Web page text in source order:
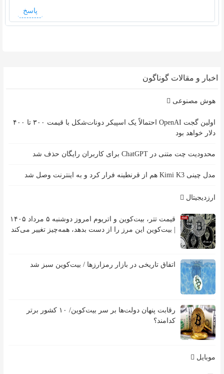
پاسخ
اخبار و مقالات گوناگون
هوش مصنوعی
اولین گجت OpenAI احتمالاً یک اسپیکر دونات‌شکل با قیمت ۳۰۰ تا ۴۰۰
دلار خواهد بود
محدودیت چت متنی در ChatGPT برای کاربران رایگان حذف شد
مدل چینی Kimi K3 هم از قرنطینه فرار کرد و به اینترنت وصل شد
ارزدیجیتال
قیمت تتر، بیت‌کوین و اتریوم امروز دوشنبه ۵ مرداد ۱۴۰۵
| بیت‌کوین این مرز را از دست بدهد، همه‌چیز تغییر می‌کند
اتفاق تاریخی در بازار رمزارزها / بیت‌کوین سبز شد
رقابت پنهان دولت‌ها بر سر بیت‌کوین/ ۱۰ کشور برتر
کدامند؟
موبایل